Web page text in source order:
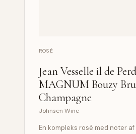
ROSÉ
Jean Vesselle il de
MAGNUM Bouzy
Champagne
Johnsen Wine
En kompleks rosé med noter